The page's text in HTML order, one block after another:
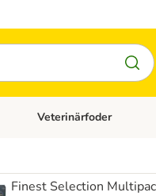
Open category menu:
Veterinärfoder
Finest Selection